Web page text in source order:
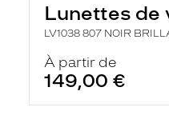
Lunettes de
LV1038 807 NOIR
À partir de
149,00 €